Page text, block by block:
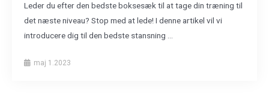
Leder du efter den bedste boksesæk til at tage din træning til
det næste niveau? Stop med at lede! I denne artikel vil vi
introducere dig til den bedste stansning ...
maj 1.2023